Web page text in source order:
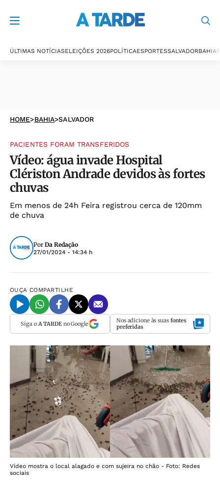
ÚLTIMAS NOTÍCIASELEIÇÕES 2026POLÍTICAESPORTESSALVADORBAHIA
HOME>BAHIA>SALVADOR
PACIENTES FORAM TRANSFERIDOS
Vídeo: água invade Hospital
Clériston Andrade devidos às fortes
chuvas
Em menos de 24h Feira registrou cerca de 120mm
de chuva
Por Da Redação
27/01/2024 - 14:34 h
OUÇA COMPARTILHE
Siga o A TARDEno Google Nos adicione às suas fontes
preferidas
Vídeo mostra o local alagado e com sujeira no chão - Foto: Redes
sociais